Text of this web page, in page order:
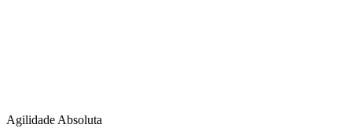
Agilidade Absoluta